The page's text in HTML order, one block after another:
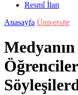
Resmî İlan
Anasayfa Üniversite